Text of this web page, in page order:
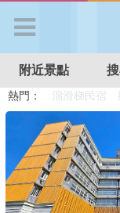
APP登入
首 頁
搜尋景點
附近景點
熱門： 溜滑梯民宿
特色遊戲場
親子住房